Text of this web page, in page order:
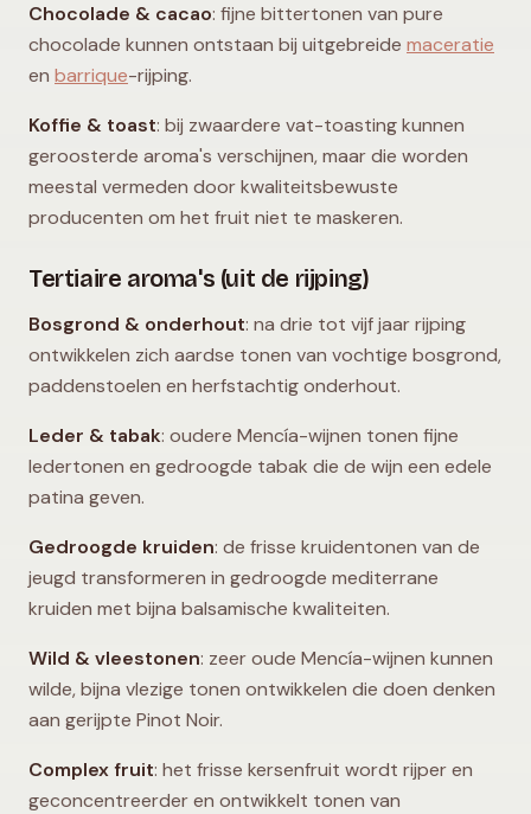
Chocolade & cacao: fijne bittertonen van pure
chocolade kunnen ontstaan bij uitgebreide maceratie
en barrique-rijping.
Koffie & toast: bij zwaardere vat-toasting kunnen
geroosterde aroma's verschijnen, maar die worden
meestal vermeden door kwaliteitsbewuste
producenten om het fruit niet te maskeren.
Tertiaire aroma's (uit de rijping)
Bosgrond & onderhout: na drie tot vijf jaar rijping
ontwikkelen zich aardse tonen van vochtige bosgrond,
paddenstoelen en herfstachtig onderhout.
Leder & tabak: oudere Mencía-wijnen tonen fijne
ledertonen en gedroogde tabak die de wijn een edele
patina geven.
Gedroogde kruiden: de frisse kruidentonen van de
jeugd transformeren in gedroogde mediterrane
kruiden met bijna balsamische kwaliteiten.
Wild & vleestonen: zeer oude Mencía-wijnen kunnen
wilde, bijna vlezige tonen ontwikkelen die doen denken
aan gerijpte Pinot Noir.
Complex fruit: het frisse kersenfruit wordt rijper en
geconcentreerder en ontwikkelt tonen van